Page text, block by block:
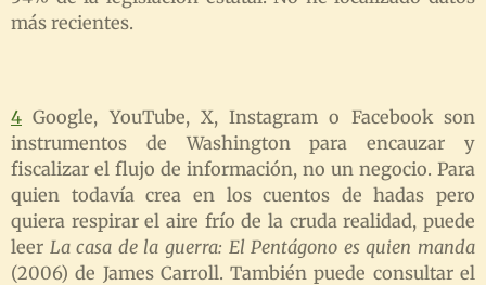
más recientes.
4 Google, YouTube, X, Instagram o Facebook son
instrumentos de Washington para encauzar y
fiscalizar el flujo de información, no un negocio. Para
quien todavía crea en los cuentos de hadas pero
quiera respirar el aire frío de la cruda realidad, puede
leer La casa de la guerra: El Pentágono es quien manda
(2006) de James Carroll. También puede consultar el